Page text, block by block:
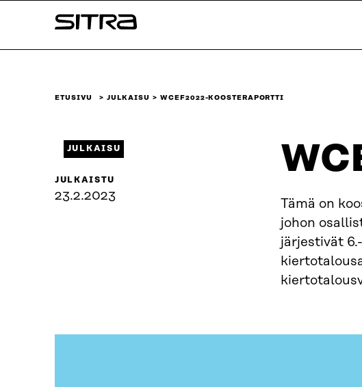
sisältöön
Sitra
ETUSIVU JULKAISU WCEF2022-KOOSTERAPORTTI
Tämä on
johon
järjestivät
JULKAISU
JULKAISTU
23.2.2023